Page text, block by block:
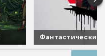
Фантастические